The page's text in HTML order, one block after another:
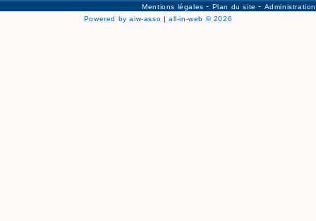
Mentions légales- Plan du site- Administration
Powered by aiw-asso | all-in-web © 2026